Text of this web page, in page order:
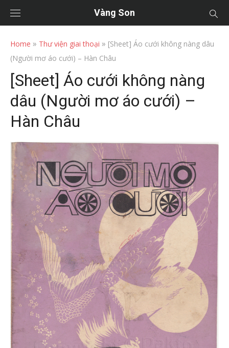
Vàng Son
Home » Thư viện giai thoại » [Sheet] Áo cưới không nàng dâu
(Người mơ áo cưới) – Hàn Châu
[Sheet] Áo cưới không nàng
dâu (Người mơ áo cưới) –
Hàn Châu